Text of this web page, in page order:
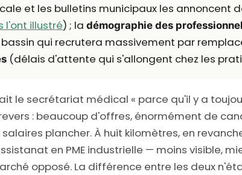
et les bulletins municipaux les annoncent
l'ont illustré) ; la démographie des
qui recrutera massivement par
(délais d'attente qui s'allongent chez les
le secrétariat médical « parce qu'il y a
: beaucoup d'offres, énormément de
plancher. À huit kilomètres, en
en PME industrielle — moins visible,
opposé. La différence entre les deux